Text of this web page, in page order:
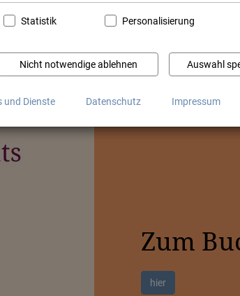
Statistik Personalisierung
Nicht notwendige ablehnen Auswahl
und Dienste Datenschutz Impressum
Zum
hier